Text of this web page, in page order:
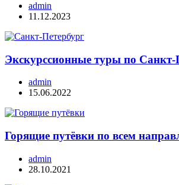
admin
11.12.2023
Экскурссионные туры по Санкт-
admin
15.06.2022
Горящие путёвки по всем
admin
28.10.2021